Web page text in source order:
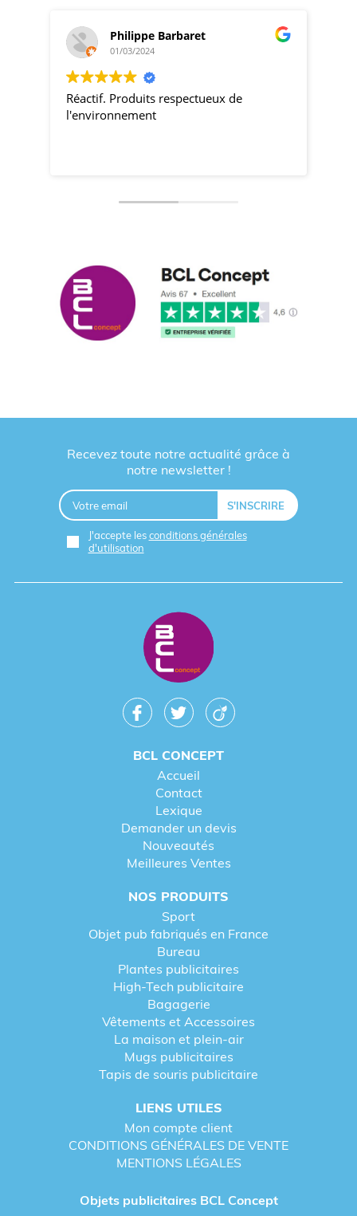
Philippe Barbaret
01/03/2024
Réactif. Produits respectueux de
l'environnement
Recevez toute notre actualité grâce à
notre newsletter !
J'accepte lesconditions générales
d'utilisation
BCL CONCEPT
Accueil
Contact
Lexique
Demander un devis
Nouveautés
Meilleures Ventes
NOS PRODUITS
Sport
Objet pub fabriqués en France
Bureau
Plantes publicitaires
High-Tech publicitaire
Bagagerie
Vêtements et Accessoires
La maison et plein-air
Mugs publicitaires
Tapis de souris publicitaire
LIENS UTILES
Mon compte client
CONDITIONS GÉNÉRALES DE VENTE
MENTIONS LÉGALES
Objets publicitaires BCL Concept